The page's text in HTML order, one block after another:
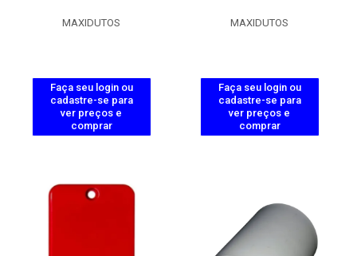
MAXIDUTOS
Faça seu login ou
cadastre-se para
ver preços e
comprar
MAXIDUTOS
Faça seu login ou
cadastre-se para
ver preços e
comprar